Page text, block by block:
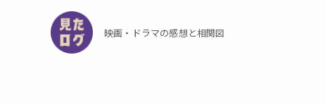
映画・ドラマの感想と相関図